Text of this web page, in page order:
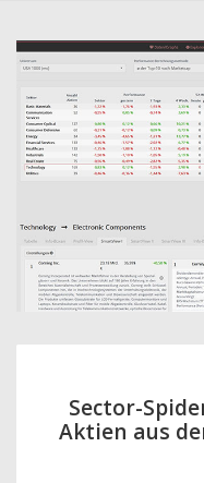
Sector-
Aktien aus